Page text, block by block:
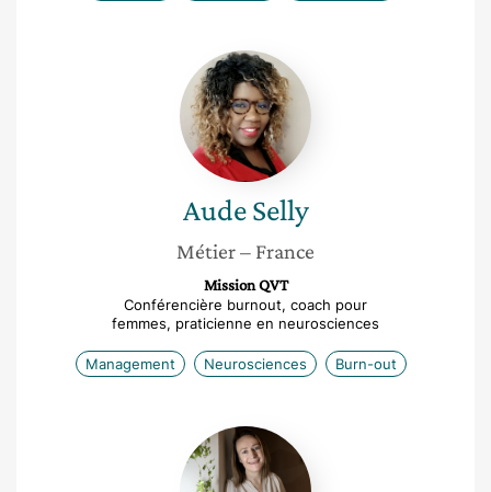
Aude
Selly
Aude Selly
Métier– France
Mission QVT
Conférencière burnout, coach pour
femmes, praticienne en neurosciences
Management Neurosciences Burn-out
Marie-
Laure
Feillant